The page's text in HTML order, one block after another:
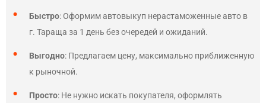
Быстро: Оформим автовыкуп нерастаможенные авто в
г. Тараща за 1 день без очередей и ожиданий.
Выгодно: Предлагаем цену, максимально приближенную
к рыночной.
Просто: Не нужно искать покупателя, оформлять